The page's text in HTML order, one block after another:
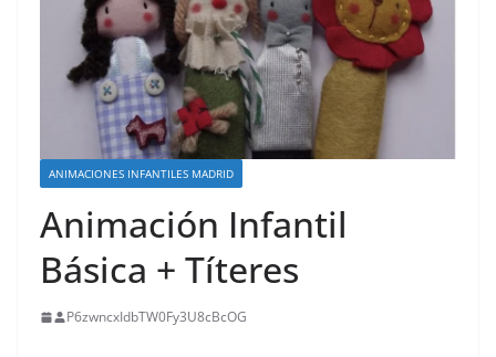
ANIMACIONES INFANTILES MADRID
Animación Infantil
Básica + Títeres
P6zwncxIdbTW0Fy3U8cBcOG